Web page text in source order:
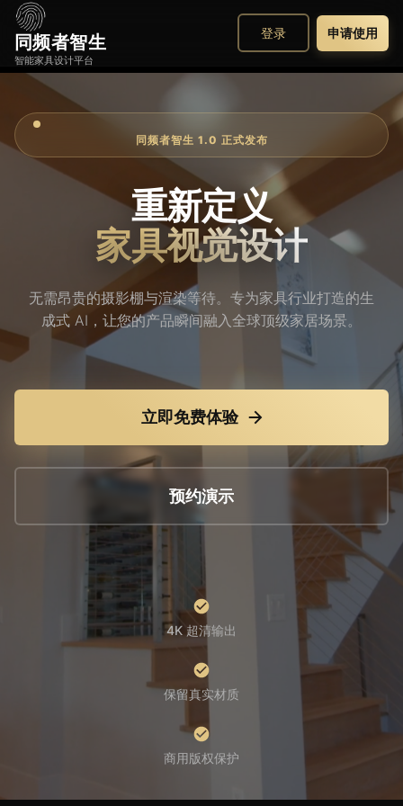
同频者智生
智能家具设计平台
登录 申请使用
同频者智生 1.0 正式发布
重新定义
家具视觉设计
无需昂贵的摄影棚与渲染等待。专为家具行业打造的生
成式 AI，让您的产品瞬间融入全球顶级家居场景。
立即免费体验
预约演示
4K 超清输出
保留真实材质
商用版权保护